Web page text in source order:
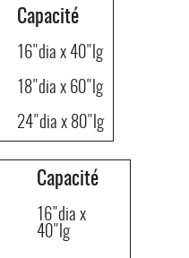
Capacité
16"dia x 40"lg
18"dia x 60"lg
24"dia x 80"lg
Capacité
16"dia x
40"lg